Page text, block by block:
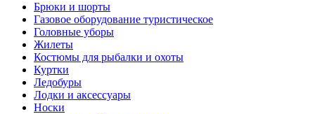
Брюки и шорты
Газовое оборудование туристическое
Головные уборы
Жилеты
Костюмы для рыбалки и охоты
Куртки
Ледобуры
Лодки и аксессуары
Носки